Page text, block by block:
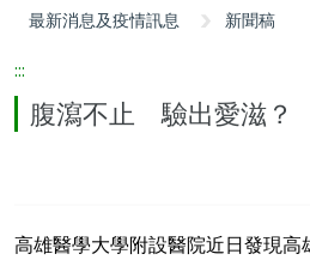
最新消息及疫情訊息 新聞稿
:::
腹瀉不止 驗出愛滋？
高雄醫學大學附設醫院近日發現高